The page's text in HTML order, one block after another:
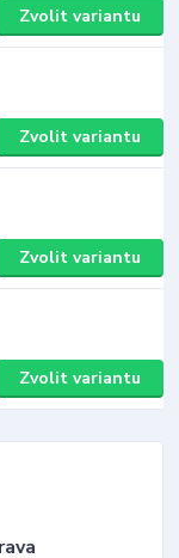
Zvolit variantu
Zvolit variantu
Zvolit variantu
Zvolit variantu